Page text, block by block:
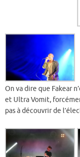
On va dire que Fakear
et Ultra Vomit,
pas à découvrir de